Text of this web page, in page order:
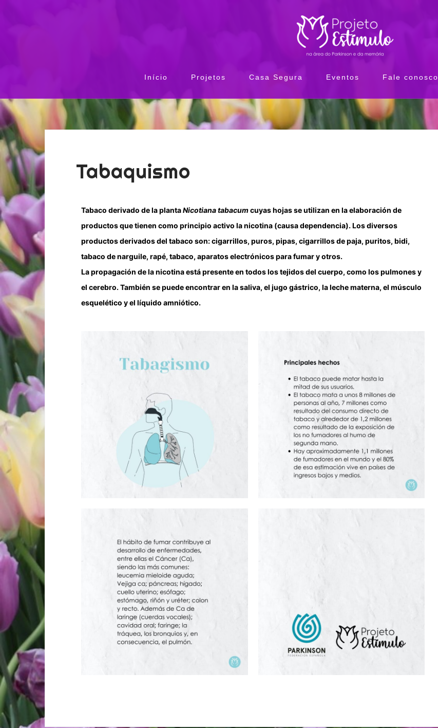
Início Projetos Casa Segura Eventos Fale conosco
Tabaquismo
Tabaco derivado de la plantaNicotiana tabacumcuyas hojas se utilizan en la elaboración de
productos que tienen como principio activo la nicotina (causa dependencia). Los diversos
productos derivados del tabaco son: cigarrillos, puros, pipas, cigarrillos de paja, puritos, bidi,
tabaco de narguile, rapé, tabaco, aparatos electrónicos para fumar y otros.
La propagación de la nicotina está presente en todos los tejidos del cuerpo, como los pulmones y
el cerebro. También se puede encontrar en la saliva, el jugo gástrico, la leche materna, el músculo
esquelético y el líquido amniótico.